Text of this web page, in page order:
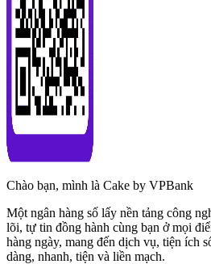
Chào bạn, mình là Cake by VPBank
Một ngân hàng số lấy nền tảng công
lõi, tự tin đồng hành cùng bạn ở mọi
hàng ngày, mang đến dịch vụ, tiện ích
dàng, nhanh, tiện và liền mạch.